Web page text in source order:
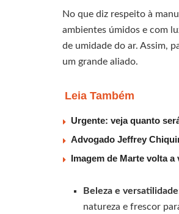
No que diz respeito à
ambientes úmidos e com
de umidade do ar. Assim,
um grande aliado.
Leia Também
Urgente: veja quanto
Advogado Jeffrey
Imagem de Marte volta
Beleza e
natureza e frescor